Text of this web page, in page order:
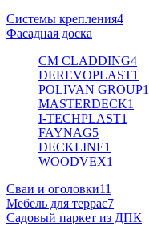
Системы крепления4
Фасадная доска
CM CLADDING4
DEREVOPLAST1
POLIVAN GROUP1
MASTERDECK1
I-TECHPLAST1
FAYNAG5
DECKLINE1
WOODVEX1
Сваи и оголовки11
Мебель для террас7
Садовый паркет из ДПК